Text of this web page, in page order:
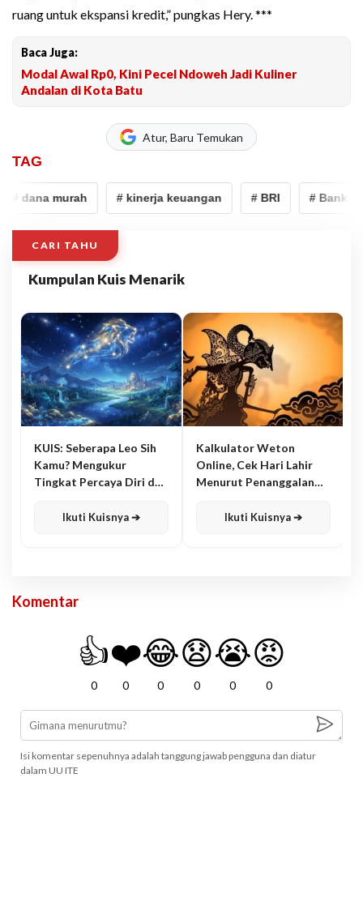
ruang untuk ekspansi kredit,” pungkas Hery. ***
Baca Juga:
Modal Awal Rp0, Kini Pecel Ndoweh Jadi Kuliner
Andalan di Kota Batu
Atur, Baru Temukan
TAG
# dana murah # kinerja keuangan # BRI # Bank
CARI TAHU
Kumpulan Kuis Menarik
KUIS: Seberapa Leo Sih
Kamu? Mengukur
Tingkat Percaya Diri dan
Ikuti Kuisnya ➔
Kalkulator Weton
Online, Cek Hari Lahir
Menurut Penanggalan
Ikuti Kuisnya ➔
Komentar
👍
0
❤️
0
😂
0
😧
0
😭
0
😡
0
Isi komentar sepenuhnya adalah tanggung jawab pengguna dan diatur
dalam UU ITE